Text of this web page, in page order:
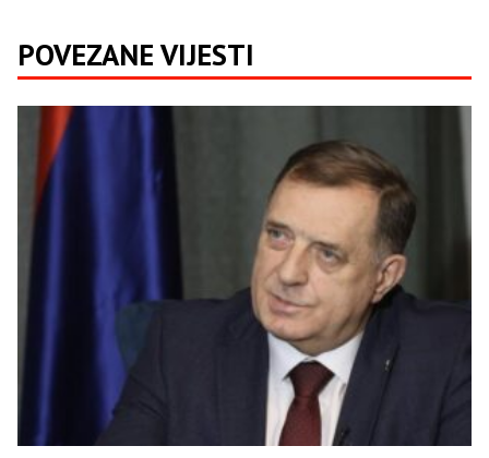
POVEZANE VIJESTI